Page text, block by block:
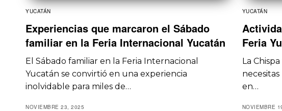
YUCATÁN
Experiencias que marcaron el Sábado
familiar en la Feria Internacional Yucatán
El Sábado familiar en la Feria Internacional
Yucatán se convirtió en una experiencia
inolvidable para miles de…
NOVIEMBRE 23, 2025
YUCATÁN
Feria
La
en…
NOVIEMBRE